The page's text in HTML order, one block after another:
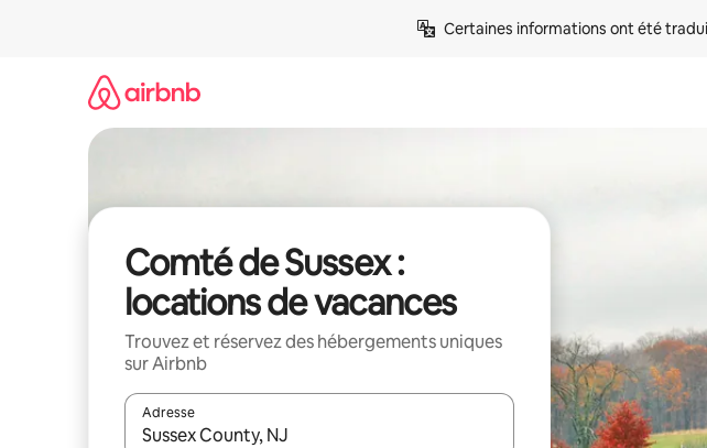
Certaines informations ont été
Comté de Sussex :
locations de vacances
Trouvez et réservez des hébergements uniques
sur Airbnb
Adresse
Lorsque les résultats s'affichent, utilisez les flèches vers le haut et vers le bas